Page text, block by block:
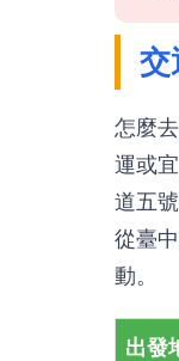
交
怎麼
運或
道五
從臺
動。
出發